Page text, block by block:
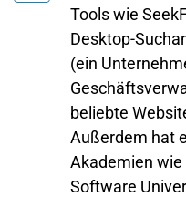
Tools wie
Desktop-
(ein
beliebte
Außerdem hat
Akademien wie
Software